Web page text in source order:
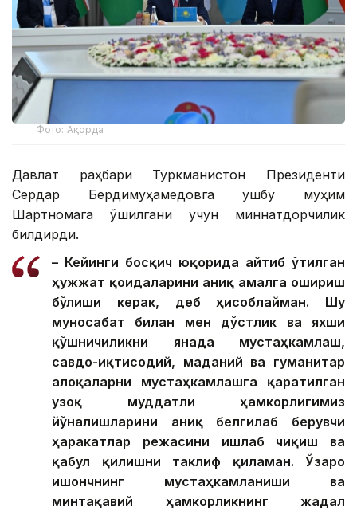
Фото: Ақорда
Давлат раҳбари Туркманистон Президенти
Сердар Бердимуҳамедовга ушбу муҳим
Шартномага қўшилгани учун миннатдорчилик
билдирди.
– Кейинги босқич юқорида айтиб ўтилган
ҳужжат қоидаларини аниқ амалга ошириш
бўлиши керак, деб ҳисоблайман. Шу
муносабат билан мен дўстлик ва яхши
қўшничиликни янада мустаҳкамлаш,
савдо-иқтисодий, маданий ва гуманитар
алоқаларни мустаҳкамлашга қаратилган
узоқ муддатли ҳамкорлигимиз
йўналишларини аниқ белгилаб берувчи
ҳаракатлар режасини ишлаб чиқиш ва
қабул қилишни таклиф қиламан. Ўзаро
ишончнинг мустаҳкамланиши ва
минтақавий ҳамкорликнинг жадал